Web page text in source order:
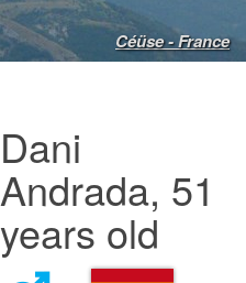
Céüse - France
Dani
Andrada, 51
years old